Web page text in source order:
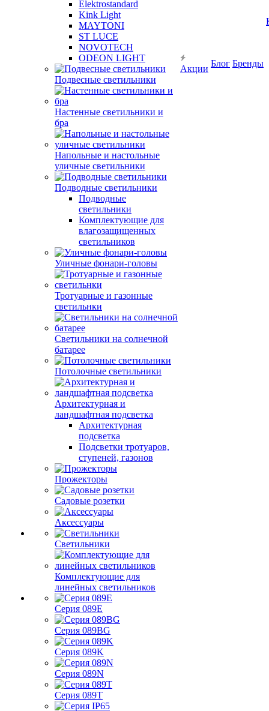
Elektrostandard
Kink Light
MAYTONI
ST LUCE
NOVOTECH
ODEON LIGHT
Подвесные светильники
Настенные светильники и
бра
Напольные и настольные
уличные светильники
Подводные светильники
Подводные
светильники
Комплектующие для
влагозащищенных
светильников
Уличные фонари-головы
Тротуарные и газонные
светильнки
Светильники на солнечной
батарее
Потолочные светильники
Архитектурная и
ландшафтная подсветка
Архитектурная
подсветка
Подсветки тротуаров,
ступеней, газонов
Прожекторы
Садовые розетки
Аксессуары
Светильники
Комплектующие для
линейных светильников
Серия 089E
Серия 089BG
Серия 089K
Серия 089N
Серия 089T
Акции
Блог Бренды